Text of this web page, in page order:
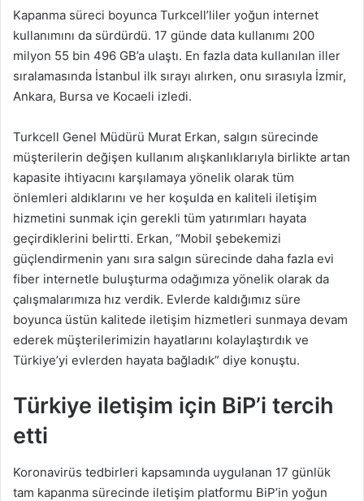
Kapanma süreci boyunca Turkcell’liler yoğun internet
kullanımını da sürdürdü. 17 günde data kullanımı 200
milyon 55 bin 496 GB’a ulaştı. En fazla data kullanılan iller
sıralamasında İstanbul ilk sırayı alırken, onu sırasıyla İzmir,
Ankara, Bursa ve Kocaeli izledi.
Turkcell Genel Müdürü Murat Erkan, salgın sürecinde
müşterilerin değişen kullanım alışkanlıklarıyla birlikte artan
kapasite ihtiyacını karşılamaya yönelik olarak tüm
önlemleri aldıklarını ve her koşulda en kaliteli iletişim
hizmetini sunmak için gerekli tüm yatırımları hayata
geçirdiklerini belirtti. Erkan, “Mobil şebekemizi
güçlendirmenin yanı sıra salgın sürecinde daha fazla evi
fiber internetle buluşturma odağımıza yönelik olarak da
çalışmalarımıza hız verdik. Evlerde kaldığımız süre
boyunca üstün kalitede iletişim hizmetleri sunmaya devam
ederek müşterilerimizin hayatlarını kolaylaştırdık ve
Türkiye’yi evlerden hayata bağladık” diye konuştu.
Türkiye iletişim için BiP’i tercih
etti
Koronavirüs tedbirleri kapsamında uygulanan 17 günlük
tam kapanma sürecinde iletişim platformu BiP’in yoğun